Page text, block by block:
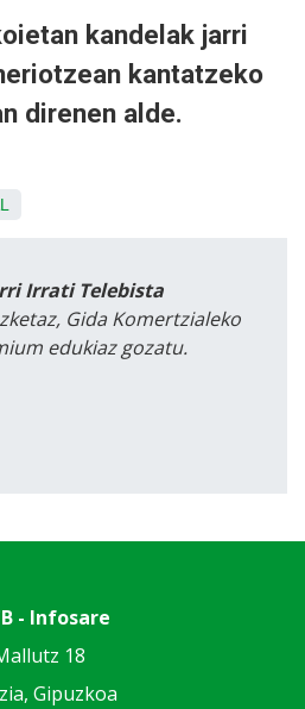
kandelak jarri
kantatzeko
direnen alde.
Irrati Telebista
Gida Komertzialeko
edukiaz gozatu.
- Infosare
18
Gipuzkoa